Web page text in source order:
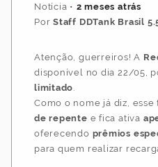
Notícia • 2 meses atrás
PorStaff DDTank Brasil
Atenção, guerreiros! A
disponível no dia 22/05,
limitado.
Como o nome já diz,
de repente e fica ativa
oferecendo prêmios
para quem realizar